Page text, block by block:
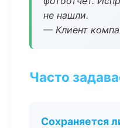
не нашли.
— Клиент
Часто
Сохраняется